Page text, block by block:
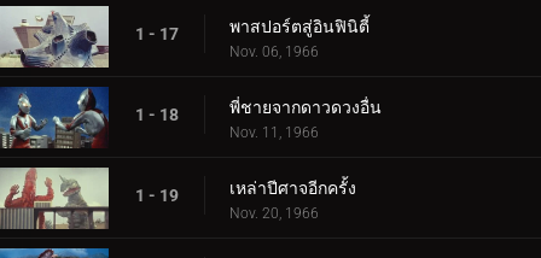
1 - 17 พาสปอร์ตสู่อินฟินิตี้
Nov. 06, 1966
1 - 18 พี่ชายจากดาวดวงอื่น
Nov. 11, 1966
1 - 19 เหล่าปีศาจอีกครั้ง
Nov. 20, 1966